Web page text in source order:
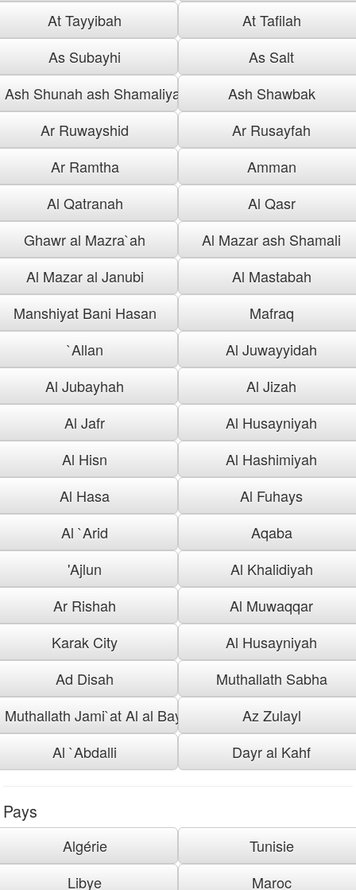
At Tayyibah
At Tafilah
As Subayhi
As Salt
Ash Shunah ash Shamaliyah
Ash Shawbak
Ar Ruwayshid
Ar Rusayfah
Ar Ramtha
Amman
Al Qatranah
Al Qasr
Ghawr al Mazra`ah
Al Mazar ash Shamali
Al Mazar al Janubi
Al Mastabah
Manshiyat Bani Hasan
Mafraq
`Allan
Al Juwayyidah
Al Jubayhah
Al Jizah
Al Jafr
Al Husayniyah
Al Hisn
Al Hashimiyah
Al Hasa
Al Fuhays
Al `Arid
Aqaba
'Ajlun
Al Khalidiyah
Ar Rishah
Al Muwaqqar
Karak City
Al Husayniyah
Ad Disah
Muthallath Sabha
Muthallath Jami`at Al al Bayt
Az Zulayl
Al `Abdalli
Dayr al Kahf
Pays
Algérie
Tunisie
Libye
Maroc